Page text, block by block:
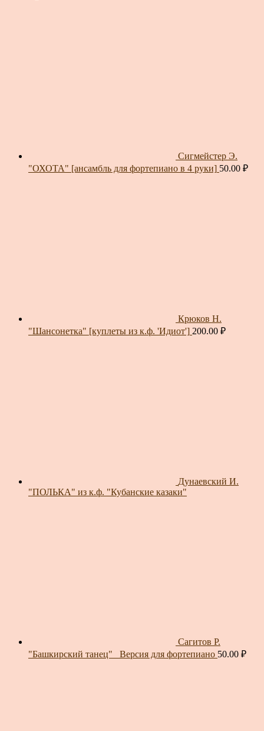
Сигмейстер Э.
"ОХОТА" [ансамбль для фортепиано в 4 руки] 50.00 ₽
Крюков Н.
"Шансонетка" [куплеты из к.ф. 'Идиот'] 200.00 ₽
Дунаевский И.
"ПОЛЬКА" из к.ф. "Кубанские казаки"
Сагитов Р.
"Башкирский танец"_ Версия для фортепиано 50.00 ₽